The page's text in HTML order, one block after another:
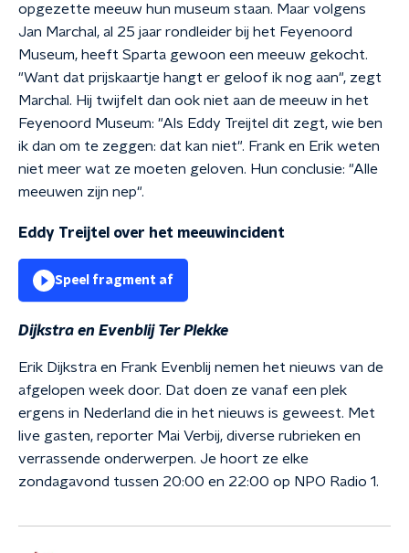
opgezette meeuw hun museum staan. Maar volgens
Jan Marchal, al 25 jaar rondleider bij het Feyenoord
Museum, heeft Sparta gewoon een meeuw gekocht.
"Want dat prijskaartje hangt er geloof ik nog aan", zegt
Marchal. Hij twijfelt dan ook niet aan de meeuw in het
Feyenoord Museum: "Als Eddy Treijtel dit zegt, wie ben
ik dan om te zeggen: dat kan niet". Frank en Erik weten
niet meer wat ze moeten geloven. Hun conclusie: "Alle
meeuwen zijn nep".
Eddy Treijtel over het meeuwincident
Speel fragment af
Dijkstra en Evenblij Ter Plekke
Erik Dijkstra en Frank Evenblij nemen het nieuws van de
afgelopen week door. Dat doen ze vanaf een plek
ergens in Nederland die in het nieuws is geweest. Met
live gasten, reporter Mai Verbij, diverse rubrieken en
verrassende onderwerpen. Je hoort ze elke
zondagavond tussen 20:00 en 22:00 op NPO Radio 1.